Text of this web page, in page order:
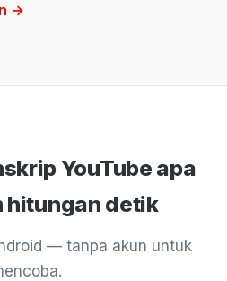
→
YouTube apa
hitungan detik
— tanpa akun untuk